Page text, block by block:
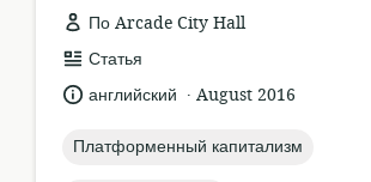
По Arcade City Hall
формат
ресурса:
Статья
язык:английский .
опубликовано
August 2016
topic:
Платформенный капитализм